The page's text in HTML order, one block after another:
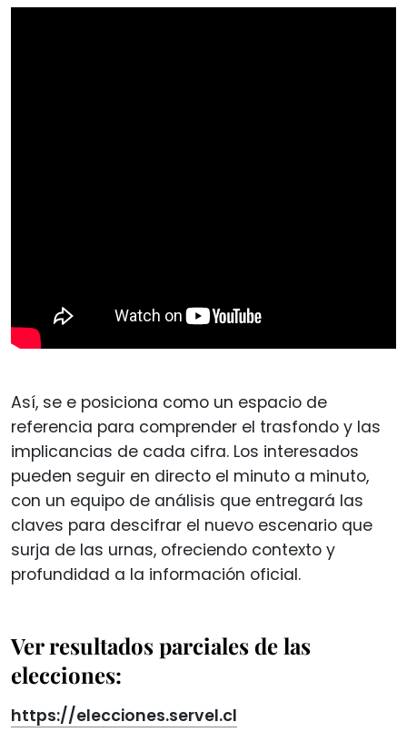
Así, se e posiciona como un espacio de
referencia para comprender el trasfondo y las
implicancias de cada cifra. Los interesados
pueden seguir en directo el minuto a minuto,
con un equipo de análisis que entregará las
claves para descifrar el nuevo escenario que
surja de las urnas, ofreciendo contexto y
profundidad a la información oficial.
Ver resultados parciales de las
elecciones:
https://elecciones.servel.cl